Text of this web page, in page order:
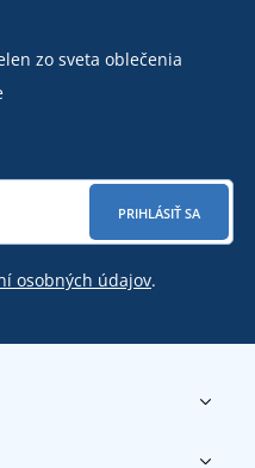
zo sveta oblečenia
PRIHLÁSIŤ SA
osobných údajov.